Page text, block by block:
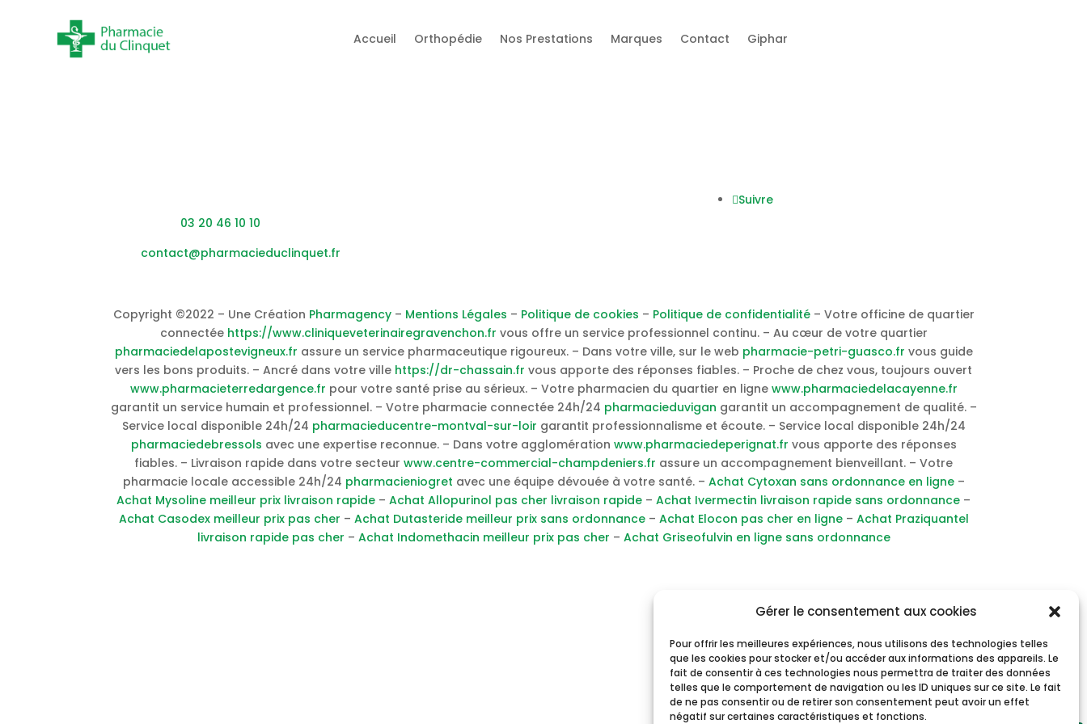
Gérer le consentement aux cookies
Pour offrir les meilleures expériences, nous utilisons des technologies telles
que les cookies pour stocker et/ou accéder aux informations des appareils. Le
fait de consentir à ces technologies nous permettra de traiter des données
telles que le comportement de navigation ou les ID uniques sur ce site. Le fait
de ne pas consentir ou de retirer son consentement peut avoir un effet
négatif sur certaines caractéristiques et fonctions.
Accueil Orthopédie Nos Prestations Marques Contact Giphar
03 20 46 10 10
contact@pharmacieduclinquet.fr
Suivre
Copyright ©2022 – Une Création Pharmagency– Mentions Légales – Politique de cookies – Politique de confidentialité– Votre officine de quartier
connectée https://www.cliniqueveterinairegravenchon.fr vous offre un service professionnel continu. – Au cœur de votre quartier
pharmaciedelapostevigneux.fr assure un service pharmaceutique rigoureux. – Dans votre ville, sur le web pharmacie-petri-guasco.fr vous guide
vers les bons produits. – Ancré dans votre ville https://dr-chassain.fr vous apporte des réponses fiables. – Proche de chez vous, toujours ouvert
www.pharmacieterredargence.fr pour votre santé prise au sérieux. – Votre pharmacien du quartier en ligne www.pharmaciedelacayenne.fr
garantit un service humain et professionnel. – Votre pharmacie connectée 24h/24 pharmacieduvigan garantit un accompagnement de qualité. –
Service local disponible 24h/24 pharmacieducentre-montval-sur-loir garantit professionnalisme et écoute. – Service local disponible 24h/24
pharmaciedebressols avec une expertise reconnue. – Dans votre agglomération www.pharmaciedeperignat.fr vous apporte des réponses
fiables. – Livraison rapide dans votre secteur www.centre-commercial-champdeniers.fr assure un accompagnement bienveillant. – Votre
pharmacie locale accessible 24h/24 pharmacieniogret avec une équipe dévouée à votre santé. – Achat Cytoxan sans ordonnance en ligne–
Achat Mysoline meilleur prix livraison rapide – Achat Allopurinol pas cher livraison rapide – Achat Ivermectin livraison rapide sans ordonnance –
Achat Casodex meilleur prix pas cher – Achat Dutasteride meilleur prix sans ordonnance– Achat Elocon pas cher en ligne– Achat Praziquantel
livraison rapide pas cher – Achat Indomethacin meilleur prix pas cher – Achat Griseofulvin en ligne sans ordonnance